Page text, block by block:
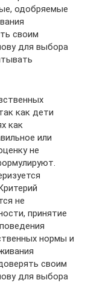
одобряемые
своим
для выбора
как дети
как
или
не
не
принятие
нормы и
своим
для выбора